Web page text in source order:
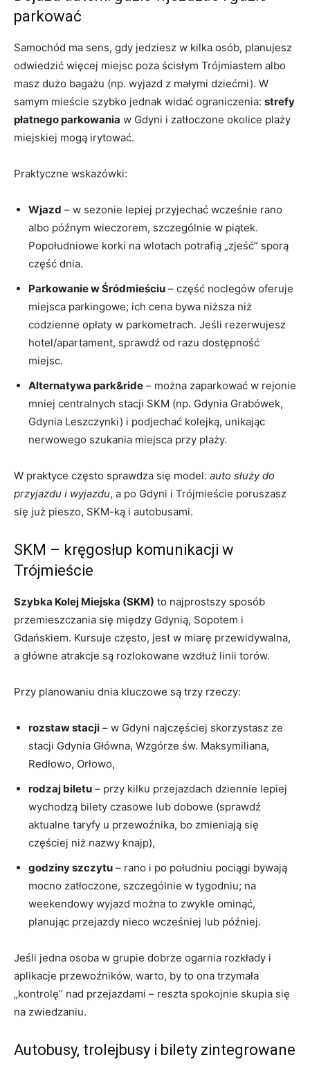
parkować
Samochód ma sens, gdy jedziesz w kilka osób, planujesz
odwiedzić więcej miejsc poza ścisłym Trójmiastem albo
masz dużo bagażu (np. wyjazd z małymi dziećmi). W
samym mieście szybko jednak widać ograniczenia: strefy
płatnego parkowania w Gdyni i zatłoczone okolice plaży
miejskiej mogą irytować.
Praktyczne wskazówki:
Wjazd – w sezonie lepiej przyjechać wcześnie rano
albo późnym wieczorem, szczególnie w piątek.
Popołudniowe korki na wlotach potrafią „zjeść” sporą
część dnia.
Parkowanie w Śródmieściu – część noclegów oferuje
miejsca parkingowe; ich cena bywa niższa niż
codzienne opłaty w parkometrach. Jeśli rezerwujesz
hotel/apartament, sprawdź od razu dostępność
miejsc.
Alternatywa park&ride – można zaparkować w rejonie
mniej centralnych stacji SKM (np. Gdynia Grabówek,
Gdynia Leszczynki) i podjechać kolejką, unikając
nerwowego szukania miejsca przy plaży.
W praktyce często sprawdza się model: auto służy do
przyjazdu i wyjazdu, a po Gdyni i Trójmieście poruszasz
się już pieszo, SKM-ką i autobusami.
SKM – kręgosłup komunikacji w
Trójmieście
Szybka Kolej Miejska (SKM) to najprostszy sposób
przemieszczania się między Gdynią, Sopotem i
Gdańskiem. Kursuje często, jest w miarę przewidywalna,
a główne atrakcje są rozlokowane wzdłuż linii torów.
Przy planowaniu dnia kluczowe są trzy rzeczy:
rozstaw stacji – w Gdyni najczęściej skorzystasz ze
stacji Gdynia Główna, Wzgórze św. Maksymiliana,
Redłowo, Orłowo,
rodzaj biletu – przy kilku przejazdach dziennie lepiej
wychodzą bilety czasowe lub dobowe (sprawdź
aktualne taryfy u przewoźnika, bo zmieniają się
częściej niż nazwy knajp),
godziny szczytu – rano i po południu pociągi bywają
mocno zatłoczone, szczególnie w tygodniu; na
weekendowy wyjazd można to zwykle ominąć,
planując przejazdy nieco wcześniej lub później.
Jeśli jedna osoba w grupie dobrze ogarnia rozkłady i
aplikacje przewoźników, warto, by to ona trzymała
„kontrolę” nad przejazdami – reszta spokojnie skupia się
na zwiedzaniu.
Autobusy, trolejbusy i bilety zintegrowane